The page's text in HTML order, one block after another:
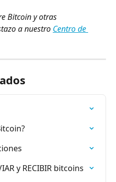
Bitcoin y otras
a nuestro Centro de
y RECIBIR bitcoins